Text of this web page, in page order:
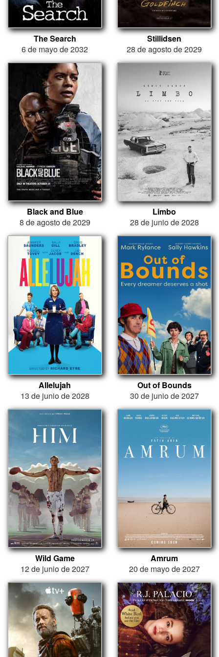
The Search
6 de mayo de 2032
Stillidsen
28 de agosto de 2029
Black and Blue
8 de agosto de 2029
Limbo
28 de junio de 2028
Allelujah
13 de junio de 2028
Out of Bounds
30 de junio de 2027
Wild Game
12 de junio de 2027
Amrum
20 de mayo de 2027